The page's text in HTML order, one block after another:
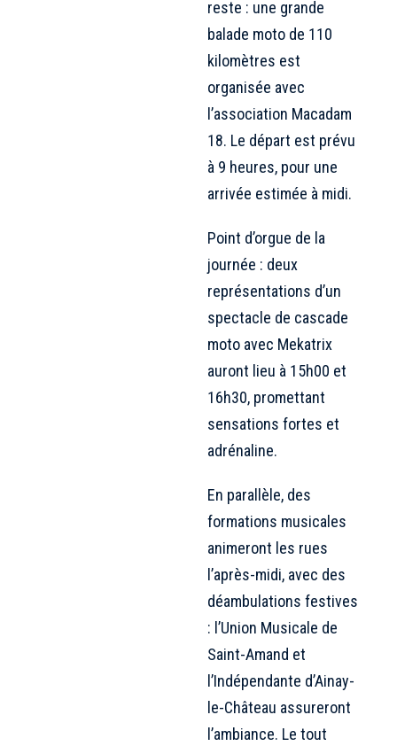
reste : une grande
balade moto de 110
kilomètres est
organisée avec
l’association Macadam
18. Le départ est prévu
à 9 heures, pour une
arrivée estimée à midi.
Point d’orgue de la
journée : deux
représentations d’un
spectacle de cascade
moto avec Mekatrix
auront lieu à 15h00 et
16h30, promettant
sensations fortes et
adrénaline.
En parallèle, des
formations musicales
animeront les rues
l’après-midi, avec des
déambulations festives
: l’Union Musicale de
Saint-Amand et
l’Indépendante d’Ainay-
le-Château assureront
l’ambiance. Le tout